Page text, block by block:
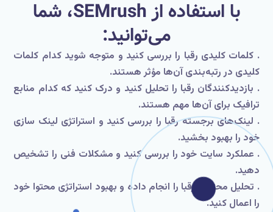
با استفاده از SEMrush، شما
می‌توانید:
. کلمات کلیدی رقبا را بررسی کنید و متوجه شوید کدام کلمات
کلیدی در رتبه‌بندی آن‌ها مؤثر هستند.
. بازدیدکنندگان رقبا را تحلیل کنید و درک کنید که کدام منابع
ترافیک برای آن‌ها مهم هستند.
. لینک‌های برجسته رقبا را بررسی کنید و استراتژی لینک سازی
خود را بهبود بخشید.
. عملکرد سایت خود را بررسی کنید و مشکلات فنی را تشخیص
دهید.
. تحلیل محتوای رقبا را انجام داده و بهبود استراتژی محتوا خود
را اعمال کنید.